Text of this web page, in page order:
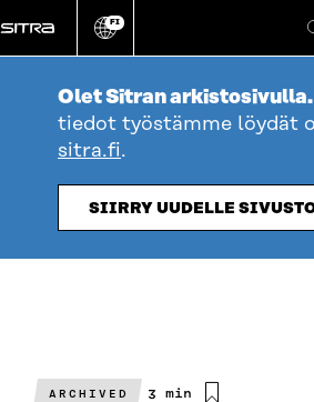
suoraan
sisältöön
Vaihda
kieli
FI
Olet Sitran arkistosivulla.
tiedot työstämme löydät
sitra.fi.
SIIRRY UUDELLE
ARCHIVED
Arvioitu
3 min